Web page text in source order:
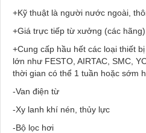
+Kỹ thuật là người nước ngoài,
+Giá trực tiếp từ xưởng (các hãng)
+Cung cấp hầu hết các loại thiết
lớn như FESTO, AIRTAC, SMC,
thời gian có thể 1 tuần hoặc sớm
-Van điện từ
-Xy lanh khí nén, thủy lực
-Bộ lọc hơi